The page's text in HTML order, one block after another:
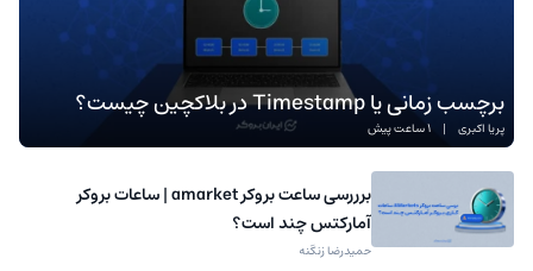
برچسب زمانی یا Timestamp در بلاکچین چیست؟
پریا اکبری | 1 ساعت پیش
برررسی ساعت بروکر amarket | ساعات بروکر
آمارکتس چند است؟
حمیدرضا زنگنه